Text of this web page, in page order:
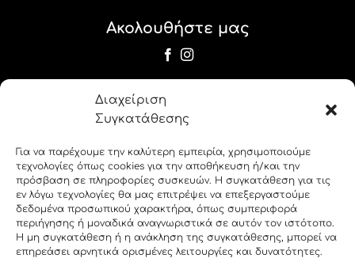
Διαχείριση
Συγκατάθεσης
Για να παρέχουμε την καλύτερη εμπειρία, χρησιμοποιούμε
τεχνολογίες όπως cookies για την αποθήκευση ή/και την
πρόσβαση σε πληροφορίες συσκευών. Η συγκατάθεση για τις
εν λόγω τεχνολογίες θα μας επιτρέψει να επεξεργαστούμε
δεδομένα προσωπικού χαρακτήρα, όπως συμπεριφορά
περιήγησης ή μοναδικά αναγνωριστικά σε αυτόν τον ιστότοπο.
Η μη συγκατάθεση ή η ανάκληση της συγκατάθεσης, μπορεί να
επηρεάσει αρνητικά ορισμένες λειτουργίες και δυνατότητες.
Ακολουθήστε μας
Εγγραφείτε στο newsletter μας για να
label_19
label_20